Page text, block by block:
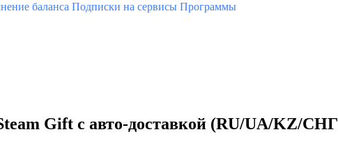
баланса Подписки на сервисы Программы
Gift с авто-доставкой (RU/UA/KZ/